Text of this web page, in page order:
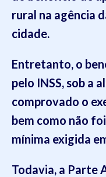
rural na agência
cidade.
Entretanto, o
pelo INSS, sob a
comprovado o
bem como não
mínima exigida
Todavia, a Parte